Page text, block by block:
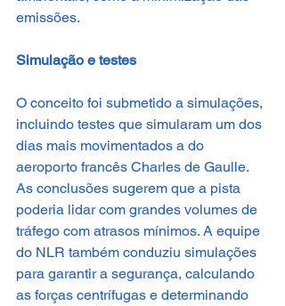
emissões.
Simulação e testes
O conceito foi submetido a simulações,
incluindo testes que simularam um dos
dias mais movimentados a do
aeroporto francês Charles de Gaulle.
As conclusões sugerem que a pista
poderia lidar com grandes volumes de
tráfego com atrasos mínimos. A equipe
do NLR também conduziu simulações
para garantir a segurança, calculando
as forças centrífugas e determinando